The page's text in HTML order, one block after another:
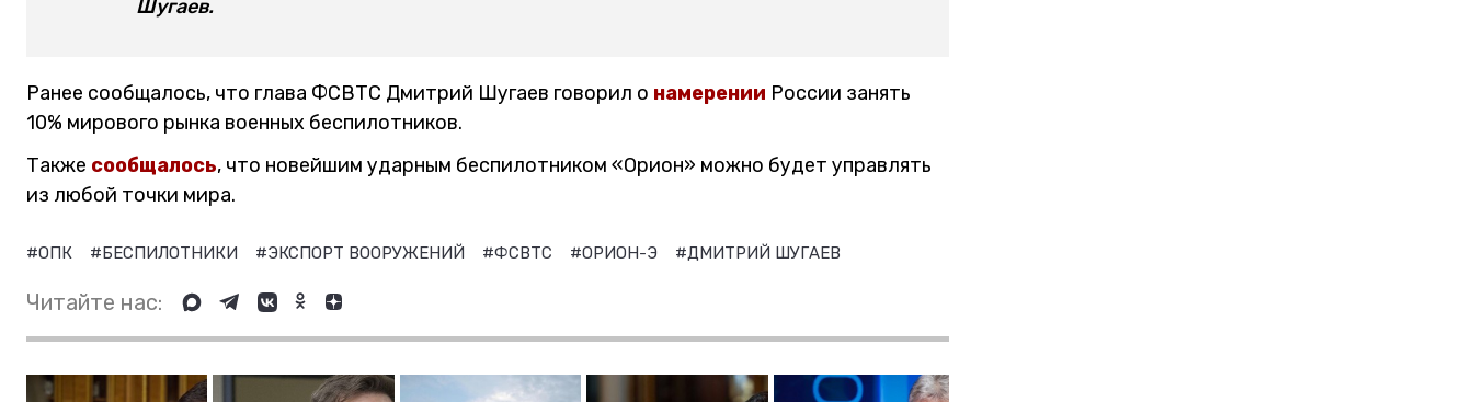
Шугаев.
Ранее сообщалось, что глава ФСВТС Дмитрий Шугаев говорил о намерении России занять
10% мирового рынка военных беспилотников.
Также сообщалось, что новейшим ударным беспилотником «Орион» можно будет управлять
из любой точки мира.
#ОПК #БЕСПИЛОТНИКИ #ЭКСПОРТ ВООРУЖЕНИЙ #ФСВТС #ОРИОН-Э #ДМИТРИЙ ШУГАЕВ
Читайте нас: